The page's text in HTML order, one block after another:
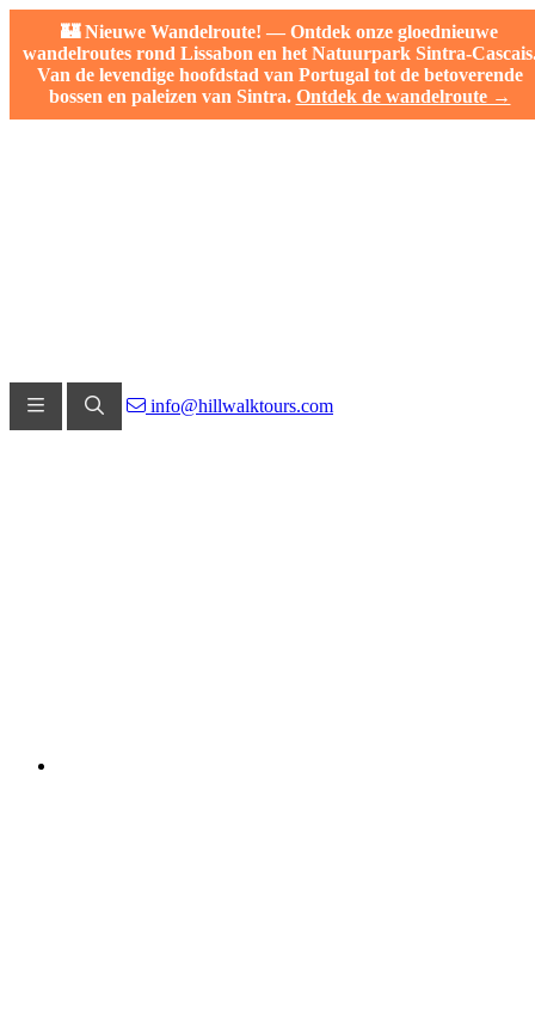
🏰 Nieuwe Wandelroute! — Ontdek onze gloednieuwe
wandelroutes rond Lissabon en het Natuurpark Sintra-
Van de levendige hoofdstad van Portugal tot de betoverende
bossen en paleizen van Sintra. Ontdek de wandelroute →
info@hillwalktours.com